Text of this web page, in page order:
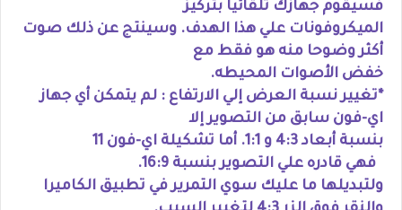
فسيقوم جهازك تلقائيا بتركيز
الميكروفونات علي هذا الهدف. وسينتج عن ذلك صوت
أكثر وضوحا منه هو فقط مع
خفض الأصوات المحيطه.
*تغيير نسبة العرض إلي الارتفاع : لم يتمكن أي جهاز
اي-فون سابق من التصوير إلا
بنسبة أبعاد 4:3 و 1:1. أما تشكيلة اي-فون 11
فهي قادره علي التصوير بنسبة 16:9.
ولتبديلها ما عليك سوي التمرير في تطبيق الكاميرا